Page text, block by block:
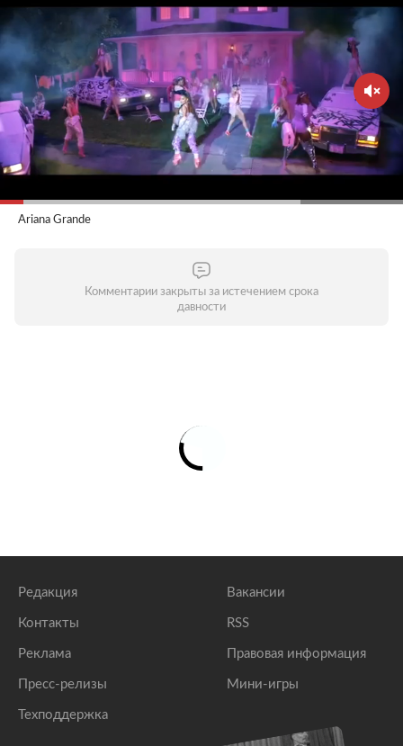
Ariana Grande
Комментарии закрыты за истечением срока
давности
Редакция
Контакты
Реклама
Пресс-релизы
Техподдержка
Вакансии
RSS
Правовая информация
Мини-игры